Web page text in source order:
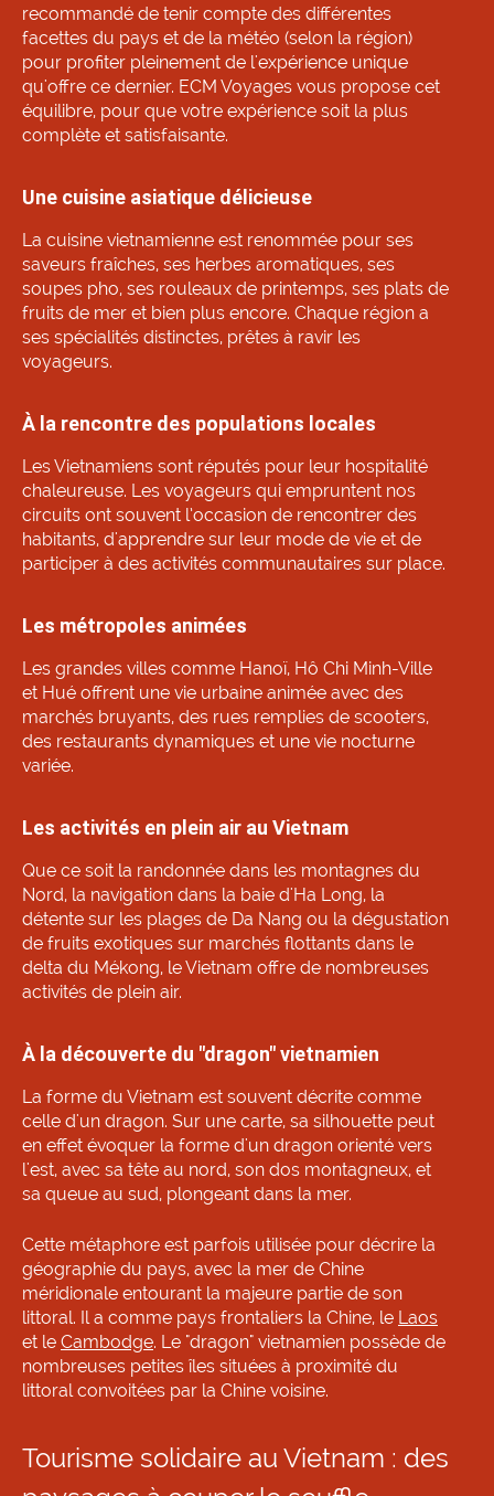
recommandé de tenir compte des différentes
facettes du pays et de la météo (selon la région)
pour profiter pleinement de l'expérience unique
qu'offre ce dernier. ECM Voyages vous propose cet
équilibre, pour que votre expérience soit la plus
complète et satisfaisante.
Une cuisine asiatique délicieuse
La cuisine vietnamienne est renommée pour ses
saveurs fraîches, ses herbes aromatiques, ses
soupes pho, ses rouleaux de printemps, ses plats de
fruits de mer et bien plus encore. Chaque région a
ses spécialités distinctes, prêtes à ravir les
voyageurs.
À la rencontre des populations locales
Les Vietnamiens sont réputés pour leur hospitalité
chaleureuse. Les voyageurs qui empruntent nos
circuits ont souvent l’occasion de rencontrer des
habitants, d'apprendre sur leur mode de vie et de
participer à des activités communautaires sur place.
Les métropoles animées
Les grandes villes comme Hanoï, Hô Chi Minh-Ville
et Hué offrent une vie urbaine animée avec des
marchés bruyants, des rues remplies de scooters,
des restaurants dynamiques et une vie nocturne
variée.
Les activités en plein air au Vietnam
Que ce soit la randonnée dans les montagnes du
Nord, la navigation dans la baie d'Ha Long, la
détente sur les plages de Da Nang ou la dégustation
de fruits exotiques sur marchés flottants dans le
delta du Mékong, le Vietnam offre de nombreuses
activités de plein air.
À la découverte du "dragon" vietnamien
La forme du Vietnam est souvent décrite comme
celle d'un dragon. Sur une carte, sa silhouette peut
en effet évoquer la forme d'un dragon orienté vers
l'est, avec sa tête au nord, son dos montagneux, et
sa queue au sud, plongeant dans la mer.
Cette métaphore est parfois utilisée pour décrire la
géographie du pays, avec la mer de Chine
méridionale entourant la majeure partie de son
littoral. Il a comme pays frontaliers la Chine, le Laos
et le Cambodge. Le "dragon" vietnamien possède de
nombreuses petites îles situées à proximité du
littoral convoitées par la Chine voisine.
Tourisme solidaire au Vietnam : des